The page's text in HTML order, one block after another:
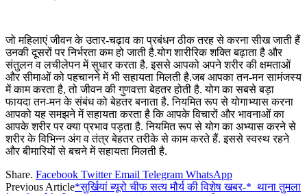
जो महिलाएं जीवन के उतार-चढ़ाव का प्रबंधन ठीक तरह से करना सीख जाती हैं
उनकी दूसरों पर निर्भरता कम हो जाती है.योग शारीरिक शक्ति बढ़ाता है और
संतुलन व लचीलेपन में सुधार करता है. इससे आपको अपने शरीर की क्षमताओं
और सीमाओं को पहचानने में भी सहायता मिलती है.जब आपका तन-मन सामंजस्य
में काम करता है, तो जीवन की गुणवत्ता बेहतर होती है. योग का सबसे बड़ा
फायदा तन-मन के संबंध को बेहतर बनाता है. नियमित रूप से योगाभ्यास करना
आपको यह समझने में सहायता करता है कि आपके विचारों और भावनाओं का
आपके शरीर पर क्या प्रभाव पड़ता है. नियमित रूप से योग का अभ्यास करने से
शरीर के विभिन्न अंग व तंत्र बेहतर तरीके से काम करते हैं. इससे स्वस्थ रहने
और बीमारियों से बचने में सहायता मिलती है.
Share. Facebook Twitter Email Telegram WhatsApp
Previous Article*सुर्खियां ब्यूरो चीफ सत्य मौर्य की विशेष खबर-* थाना तुमला